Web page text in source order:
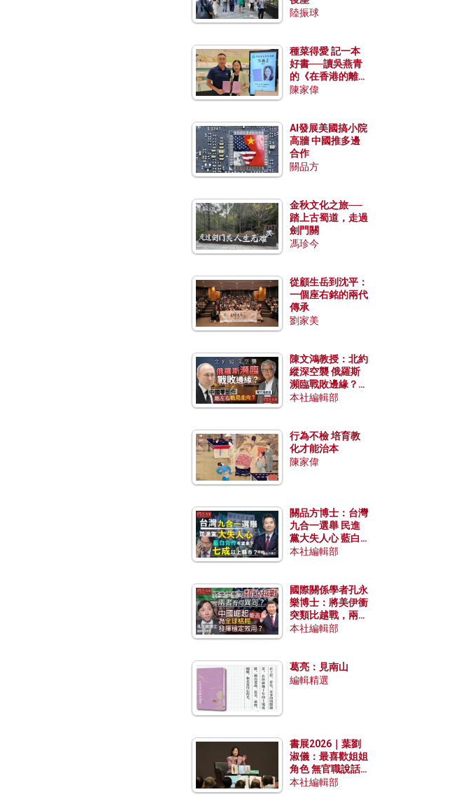
陸振球
種菜得愛 記一本
好書──讀吳燕青
的《在香港的離島
種菜》
陳家偉
AI發展美國搞小院
高牆 中國推多邊
合作
關品方
金秋文化之旅──
踏上古蜀道，走過
劍門關
馮珍今
從顧生岳到沈平：
一個座右銘的兩代
傳承
劉家美
陳文鴻教授：北約
縱深空襲 俄羅斯
瀕臨戰敗邊緣？中
國零部件能左右戰
本社編輯部
行為不檢 培育教
化才能治本
陳家偉
關品方博士：台灣
九合一選舉 民進
黨大失人心 藍白
合作有望拿下七成
本社編輯部
國際關係學者孔永
樂博士：將美伊衝
突類比越戰，兩者
有何異同？中國崛
本社編輯部
葛亮：見南山
編輯精選
書展2026｜葉劉
淑儀：最喜歡姐姐
角色 無官職說話
包袱少
本社編輯部